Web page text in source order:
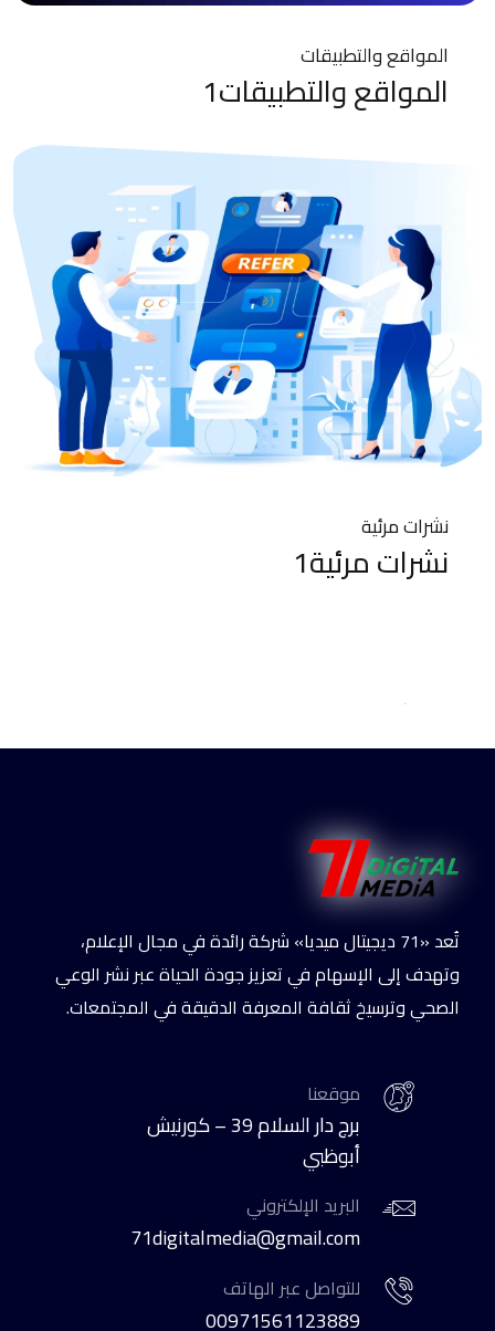
المواقع والتطبيقات
المواقع والتطبيقات1
نشرات مرئية
نشرات مرئية1
تُعد «71 ديجيتال ميديا» شركة رائدة في مجال الإعلام،
وتهدف إلى الإسهام في تعزيز جودة الحياة عبر نشر الوعي
الصحي وترسيخ ثقافة المعرفة الدقيقة في المجتمعات.
موقعنا
برج دار السلام 39 – كورنيش
أبوظبي
البريد الإلكتروني
71digitalmedia@gmail.com
للتواصل عبر الهاتف
00971561123889